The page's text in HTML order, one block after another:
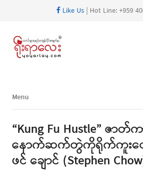
Like Us| Hot Line: +959
Menu
Menu
“Kung Fu Hustle” ဇာတ်
နောက်ဆက်တွဲကိုရိုက်ကူး
ဖင် ချောင် (Stephen